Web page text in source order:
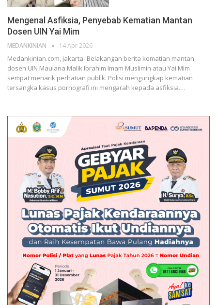
Mengenal Asfiksia, Penyebab Kematian Mantan
Dosen UIN Yai Mim
MEDANKINIAN 14 Apr 2026
Medankinian.com, Jakarta- Belakangan berita kematian mantan
dosen UIN Maulana Malik Ibrahim Imam Muslimin atau Yai Mim
sempat menarik perhatian publik. Polisi mengungkap kematian
tersangka kasus pornografi ini mengarah kepada asfiksia.…